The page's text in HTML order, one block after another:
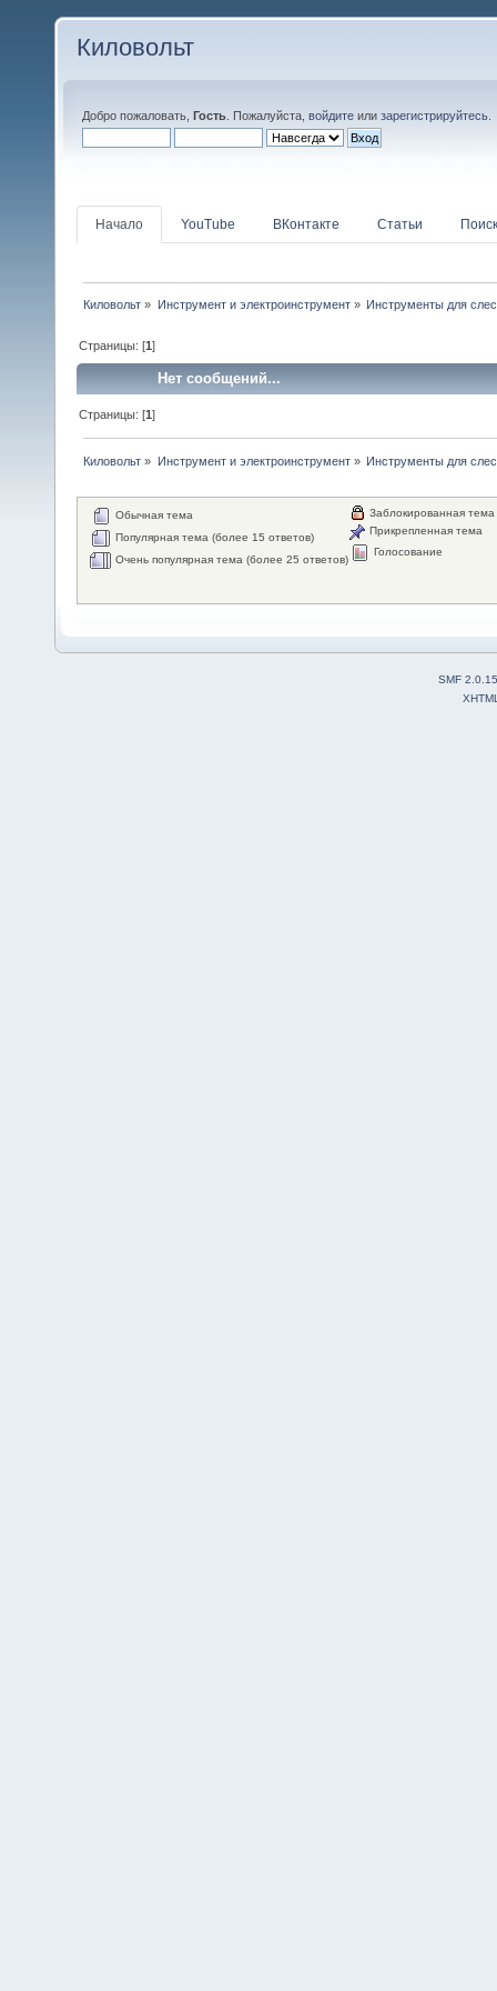
Киловольт
Добро пожаловать, Гость . Пожалуйста, войдите или зарегистрируйтесь
Начало YouTube ВКонтакте Статьи Поиск
Киловольт » Инструмент и электроинструмент» Инструменты для
Страницы: [1]
Нет сообщений...
Страницы: [1]
Киловольт » Инструмент и электроинструмент» Инструменты для
Обычная тема
Популярная тема (более 15 ответов)
Очень популярная тема (более 25 ответов)
Заблокированная тема
Прикрепленная тема
Голосование
SMF 2.0.15